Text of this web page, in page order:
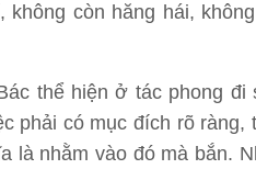
còn hăng hái,
thể hiện ở tác phong đi
phải có mục đích rõ
là nhằm vào đó mà bắn.